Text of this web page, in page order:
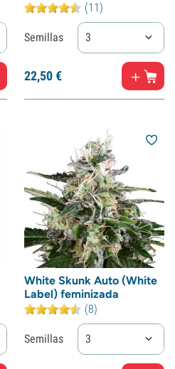
(11)
Semillas 3
22,50€
White Skunk Auto (White
Label) feminizada
(8)
Semillas 3